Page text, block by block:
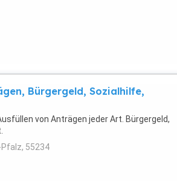
Bürgergeld, Sozialhilfe,
von Anträgen jeder Art. Bürgergeld,
55234